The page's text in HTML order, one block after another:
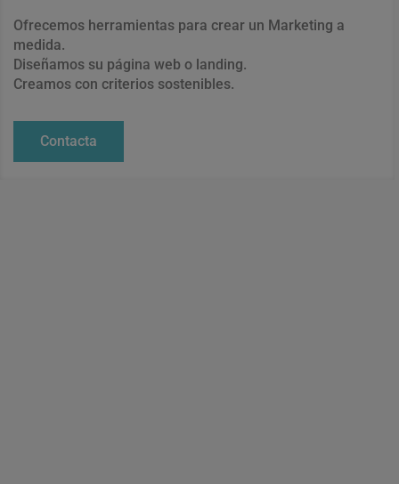
Ofrecemos herramientas para crear un Marketing a
medida.
Diseñamos su página web o landing.
Creamos con criterios sostenibles.
Contacta